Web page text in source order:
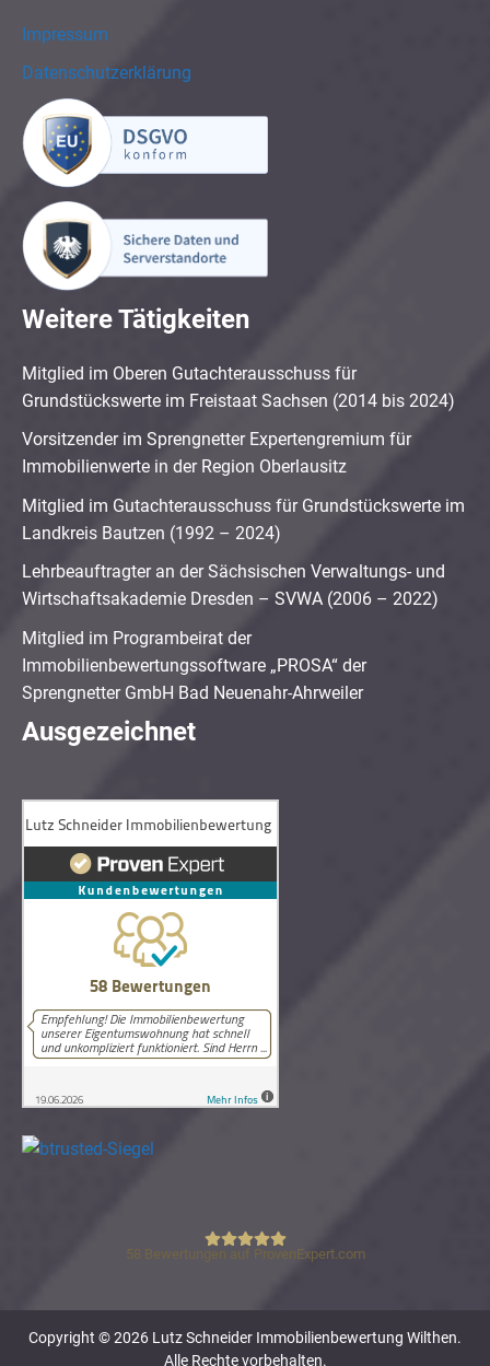
Impressum
Datenschutzerklärung
Weitere Tätigkeiten
Mitglied im Oberen Gutachterausschuss für
Grundstückswerte im Freistaat Sachsen (2014 bis 2024)
Vorsitzender im Sprengnetter Expertengremium für
Immobilienwerte in der Region Oberlausitz
Mitglied im Gutachterausschuss für Grundstückswerte im
Landkreis Bautzen (1992 – 2024)
Lehrbeauftragter an der Sächsischen Verwaltungs- und
Wirtschaftsakademie Dresden – SVWA (2006 – 2022)
Mitglied im Programbeirat der
Immobilienbewertungssoftware „PROSA“ der
Sprengnetter GmbH Bad Neuenahr-Ahrweiler
Ausgezeichnet
Lutz Schneider Immobilienbewertung
58 Bewertungen auf ProvenExpert.com
Copyright © 2026 Lutz Schneider Immobilienbewertung Wilthen.
Alle Rechte vorbehalten.